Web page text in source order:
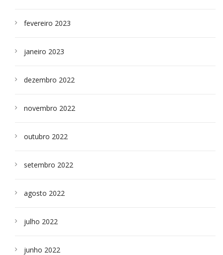
fevereiro 2023
janeiro 2023
dezembro 2022
novembro 2022
outubro 2022
setembro 2022
agosto 2022
julho 2022
junho 2022